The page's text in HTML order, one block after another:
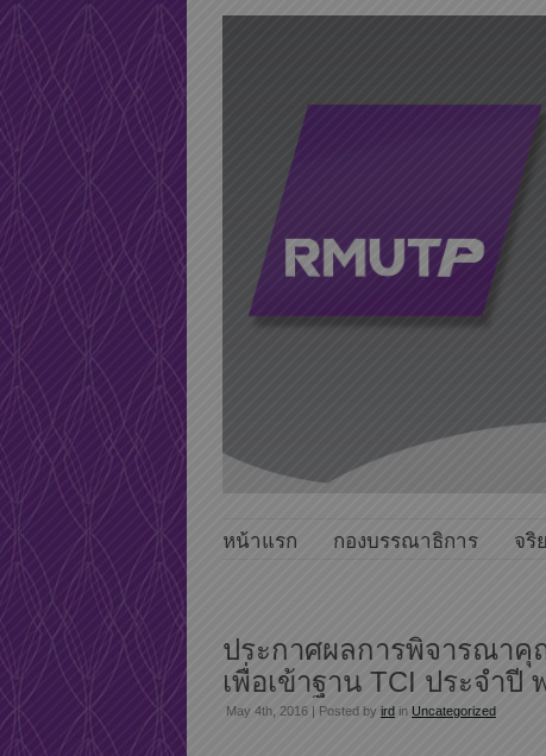
หน้าแรก กองบรรณาธิการ จริ
ประกาศผลการพิจารณาคุ
เพื่อเข้าฐาน TCI ประจำปี
May 4th, 2016 | Posted by ird in Uncategorized